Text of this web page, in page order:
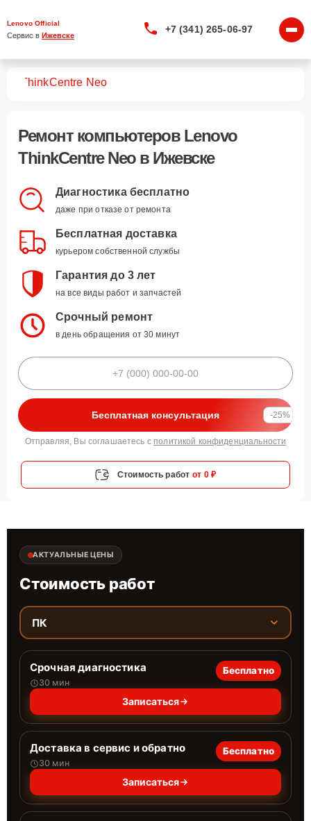
Lenovo Official
Сервис в Ижевске
+7 (341) 265-06-97
ThinkCentre Neo
Ремонт компьютеров Lenovo
ThinkCentre Neo в Ижевске
Диагностика бесплатно
даже при отказе от ремонта
Бесплатная доставка
курьером собственной службы
Гарантия до 3 лет
на все виды работ и запчастей
Срочный ремонт
в день обращения от 30 минут
Бесплатная консультация -25%
Отправляя, Вы соглашаетесь с политикой конфиденциальности
Стоимость работ от 0 ₽
АКТУАЛЬНЫЕ ЦЕНЫ
Стоимость работ
ПК
Срочная диагностика
30 мин
Бесплатно
Записаться
Доставка в сервис и обратно
30 мин
Бесплатно
Записаться